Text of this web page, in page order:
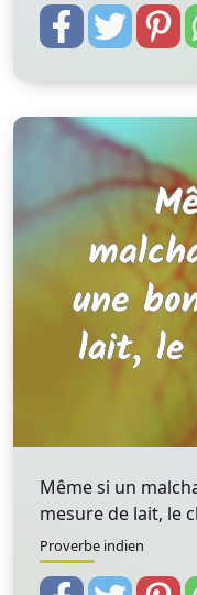
Même si un
mesure de lait, le
Proverbe indien